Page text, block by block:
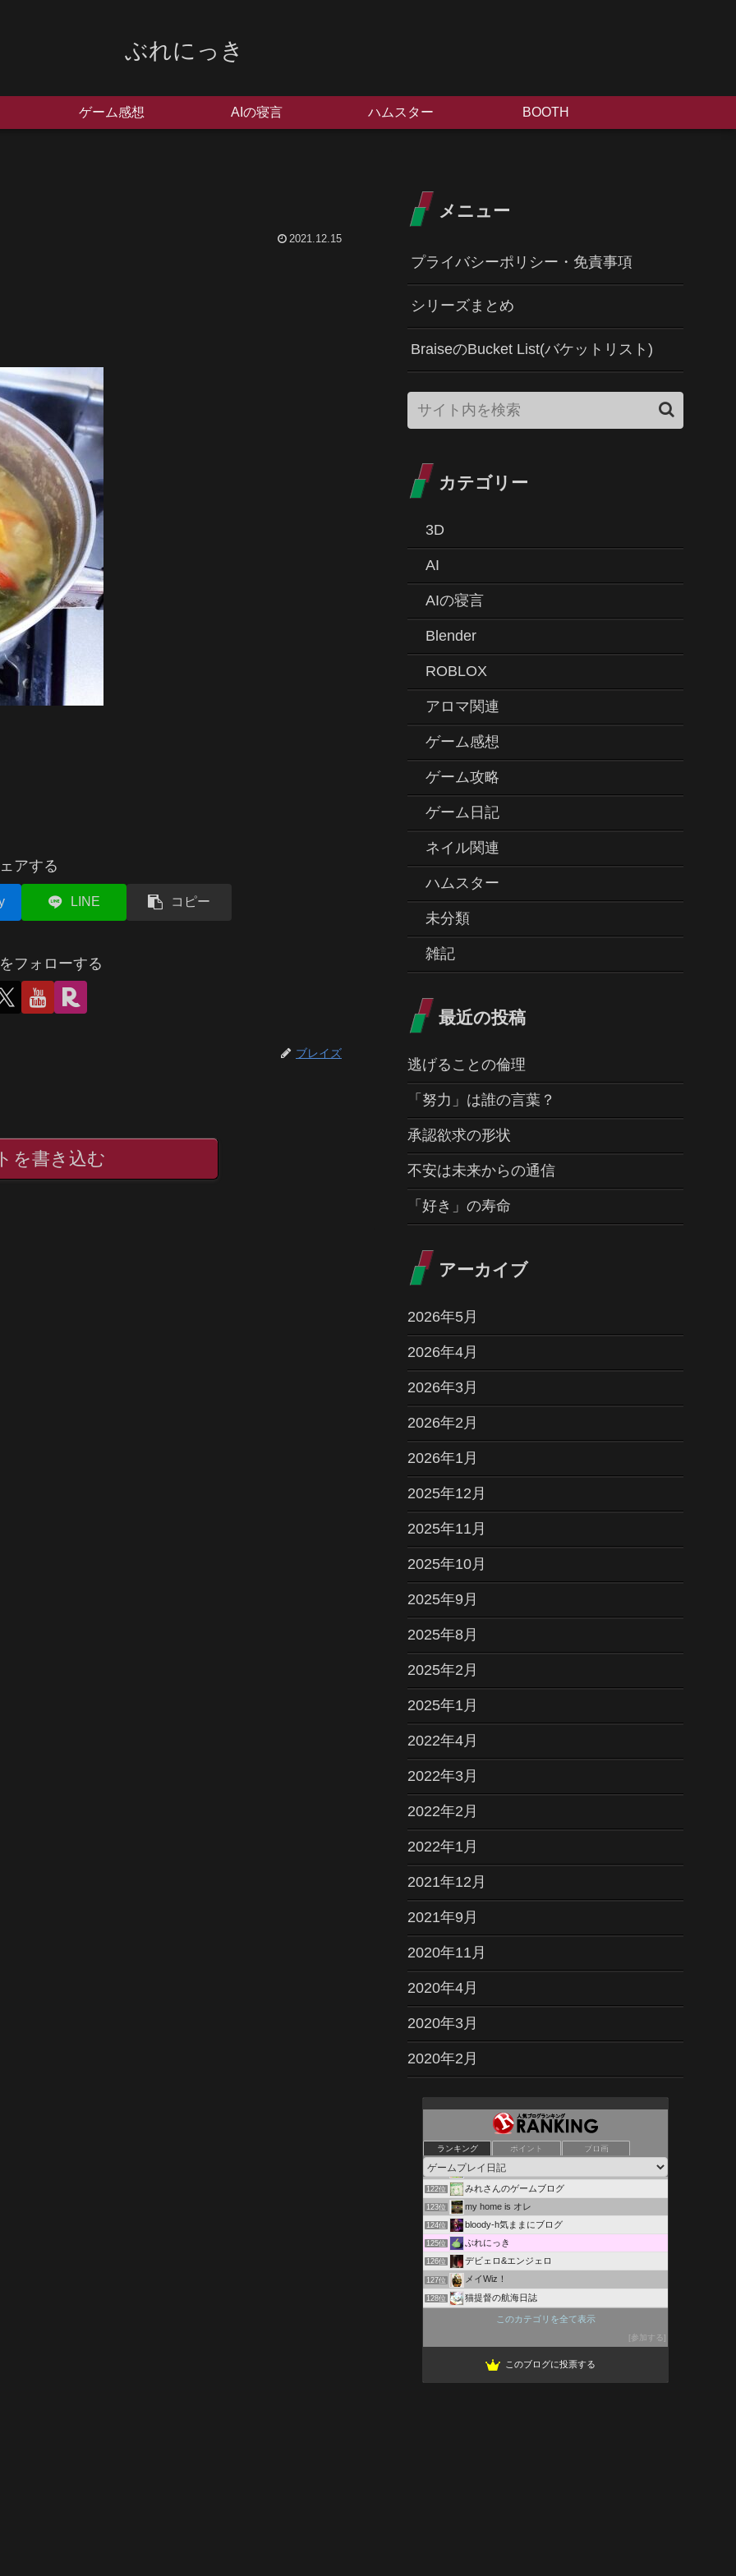
ぶれにっき
ゲーム感想 AIの寝言 ハムスター BOOTH
2021.12.15
アする
LINE コピー
フォローする
ブレイズ
を書き込む
メニュー
プライバシーポリシー・免責事項
シリーズまとめ
BraiseのBucket List(バケットリスト)
カテゴリー
3D
AI
AIの寝言
Blender
ROBLOX
アロマ関連
ゲーム感想
ゲーム攻略
ゲーム日記
ネイル関連
ハムスター
未分類
雑記
最近の投稿
逃げることの倫理
「努力」は誰の言葉？
承認欲求の形状
不安は未来からの通信
「好き」の寿命
アーカイブ
2026年5月
2026年4月
2026年3月
2026年2月
2026年1月
2025年12月
2025年11月
2025年10月
2025年9月
2025年8月
2025年2月
2025年1月
2022年4月
2022年3月
2022年2月
2022年1月
2021年12月
2021年9月
2020年11月
2020年4月
2020年3月
2020年2月
ランキング ポイント ブロ画
500Internal blog Error
「DORA麻雀」 遊びながらお小遣い稼ぎ！
120位 うずみび
121位 GAME view!
122位 みれさんのゲームブログ
123位 my home is オレ
124位 bloody-h気ままにブログ
125位 ぶれにっき
126位 デビェロ&エンジェロ
127位 メイWiz！
128位 猫提督の航海日誌
れんつのゲーム語り部屋
ラブライブ！スクフェス攻略サイト〜スクフェス速報.com〜
このカテゴリを全て表示
参加する
このブログに投票する